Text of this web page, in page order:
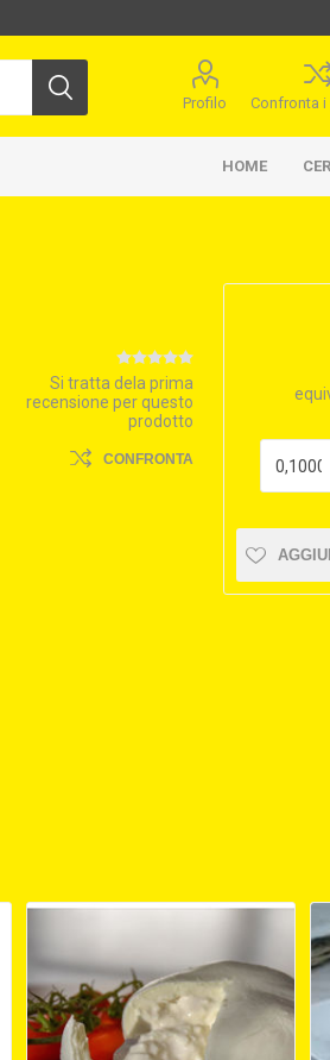
Profilo Confronta
HOME
Si tratta dela prima
recensione per questo
prodotto
CONFRONTA